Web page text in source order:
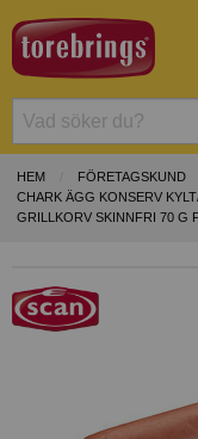
HEM FÖRETAGSKUND
CHARK ÄGG KONSERV
GRILLKORV SKINNFRI 70 G